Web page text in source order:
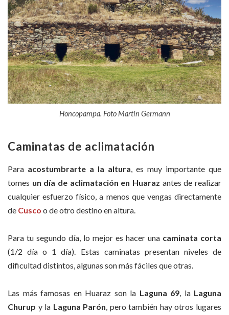
Honcopampa. Foto Martin Germann
Caminatas de aclimatación
Para acostumbrarte a la altura , es muy importante que
tomes un día de aclimatación en Huaraz antes de realizar
cualquier esfuerzo físico, a menos que vengas directamente
de Cusco o de otro destino en altura.
Para tu segundo día, lo mejor es hacer una caminata corta
(1/2 día o 1 día). Estas caminatas presentan niveles de
dificultad distintos, algunas son más fáciles que otras.
Las más famosas en Huaraz son la Laguna 69, la Laguna
Churup y la Laguna Parón, pero también hay otros lugares